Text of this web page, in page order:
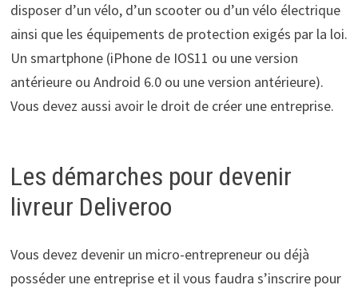
disposer d’un vélo, d’un scooter ou d’un vélo électrique
ainsi que les équipements de protection exigés par la loi.
Un smartphone (iPhone de IOS11 ou une version
antérieure ou Android 6.0 ou une version antérieure).
Vous devez aussi avoir le droit de créer une entreprise.
Les démarches pour devenir
livreur Deliveroo
Vous devez devenir un micro-entrepreneur ou déjà
posséder une entreprise et il vous faudra s’inscrire pour